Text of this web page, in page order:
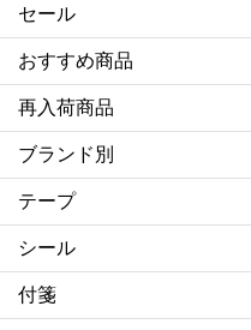
セール
おすすめ商品
再入荷商品
ブランド別
テープ
シール
付箋